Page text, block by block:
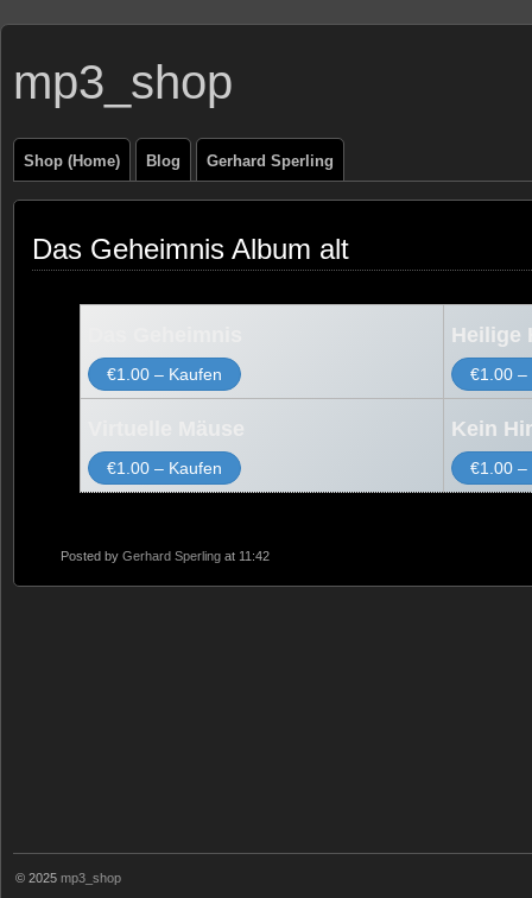
mp3_shop
Shop (Home) Blog Gerhard Sperling
Das Geheimnis Album alt
€1.00 – Kaufen
Heilige
€1.00 –
€1.00 – Kaufen
Kein
€1.00 –
Posted by Gerhard Sperling at 11:42
© 2025 mp3_shop